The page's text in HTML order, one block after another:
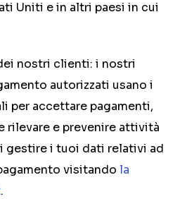
Uniti e in altri paesi in cui
nostri clienti: i nostri
autorizzati usano i
per accettare pagamenti,
rilevare e prevenire attività
gestire i tuoi dati relativi ad
visitando la
.